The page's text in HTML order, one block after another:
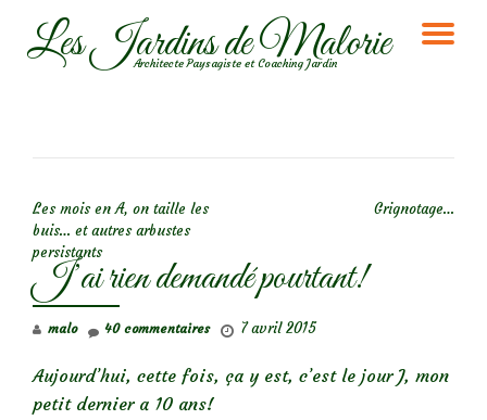
AllerLes Jardins de Malorie
Architecte Paysagiste et Coaching Jardin
Les mois en A, on taille les
buis… et autres arbustes
persistants
Grignotage…
J’ai rien demandé pourtant!
malo 7 avril 2015
40 commentaires
Aujourd’hui, cette fois, ça y est, c’est le jour J, mon
petit dernier a 10 ans!